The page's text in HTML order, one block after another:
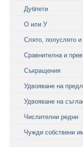
Дублети
О или У
Слято, полуслято
Сравнителна и
Съкращения
Удвояване на
Удвояване на
Числителни редни
Чужди собствени